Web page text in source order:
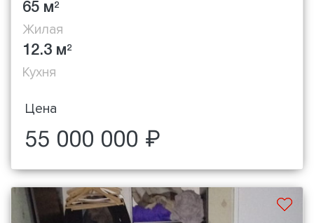
65 м2
Жилая
12.3 м2
Кухня
Цена
55 000 000 ₽